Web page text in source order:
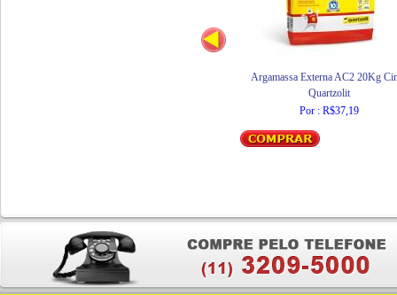
Argamassa Externa AC2 20Kg
Quartzolit
Por : R$37,19